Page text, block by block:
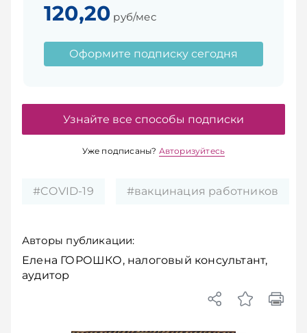
120,20 руб/мес
Оформите подписку сегодня
Узнайте все способы подписки
Уже подписаны? Авторизуйтесь
#COVID-19 #вакцинация работников
Авторы публикации:
Елена ГОРОШКО, налоговый консультант,
аудитор